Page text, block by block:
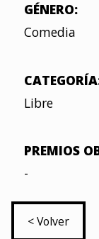
GÉNERO:
Comedia
Libre
PREMIOS
-
< Volver